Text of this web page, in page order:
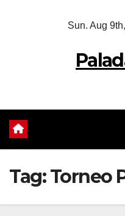
Sun. Aug
Tag:Torneo